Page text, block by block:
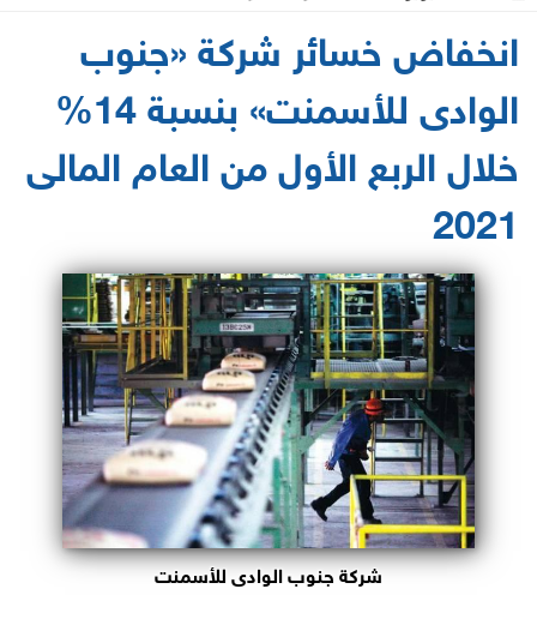
انخفاض خسائر شركة «جنوب
الوادى للأسمنت» بنسبة 14%
خلال الربع الأول من العام المالى
2021
شركة جنوب الوادى للأسمنت